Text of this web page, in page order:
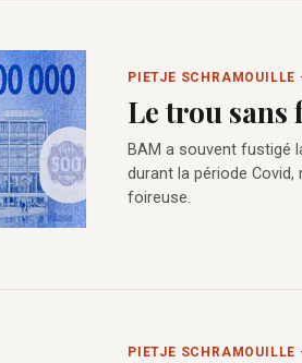
PIETJE
Le trou sans
BAM a souvent fustigé
durant la période
foireuse.
PIETJE